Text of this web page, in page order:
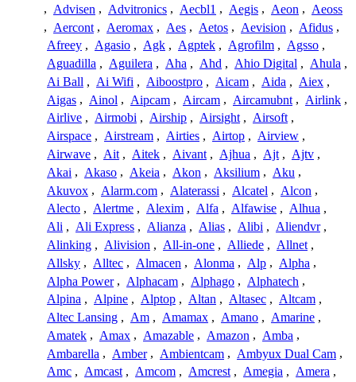
, Advisen , Advitronics , Aecbl1 , Aegis , Aeon , Aeoss
, Aercont , Aeromax , Aes , Aetos , Aevision , Afidus ,
Afreey , Agasio , Agk , Agptek , Agrofilm , Agsso ,
Aguadilla , Aguilera , Aha , Ahd , Ahio Digital , Ahula ,
Ai Ball , Ai Wifi , Aiboostpro , Aicam , Aida , Aiex ,
Aigas , Ainol , Aipcam , Aircam , Aircamubnt , Airlink ,
Airlive , Airmobi , Airship , Airsight , Airsoft ,
Airspace , Airstream , Airties , Airtop , Airview ,
Airwave , Ait , Aitek , Aivant , Ajhua , Ajt , Ajtv ,
Akai , Akaso , Akeia , Akon , Aksilium , Aku ,
Akuvox , Alarm.com , Alaterassi , Alcatel , Alcon ,
Alecto , Alertme , Alexim , Alfa , Alfawise , Alhua ,
Ali , Ali Express , Alianza , Alias , Alibi , Aliendvr ,
Alinking , Alivision , All-in-one , Alliede , Allnet ,
Allsky , Alltec , Almacen , Alonma , Alp , Alpha ,
Alpha Power , Alphacam , Alphago , Alphatech ,
Alpina , Alpine , Alptop , Altan , Altasec , Altcam ,
Altec Lansing , Am , Amamax , Amano , Amarine ,
Amatek , Amax , Amazable , Amazon , Amba ,
Ambarella , Amber , Ambientcam , Ambyux Dual Cam ,
Amc , Amcast , Amcom , Amcrest , Amegia , Amera ,